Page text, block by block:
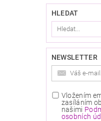
HLEDAT
NEWSLETTER
Vložením
zasíláním
našimi
osobních